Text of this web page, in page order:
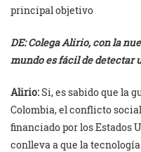
principal objetivo
DE: Colega Alirio, con la
mundo es fácil de detectar
Alirio:Si, es sabido que la
Colombia, el conflicto
financiado por los Estados
conlleva a que la